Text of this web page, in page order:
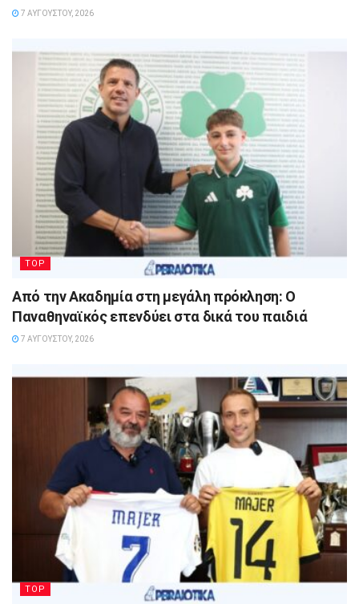
7 ΑΥΓΟΎΣΤΟΥ, 2026
TOP
Από την Ακαδημία στη μεγάλη πρόκληση: Ο
Παναθηναϊκός επενδύει στα δικά του παιδιά
7 ΑΥΓΟΎΣΤΟΥ, 2026
TOP